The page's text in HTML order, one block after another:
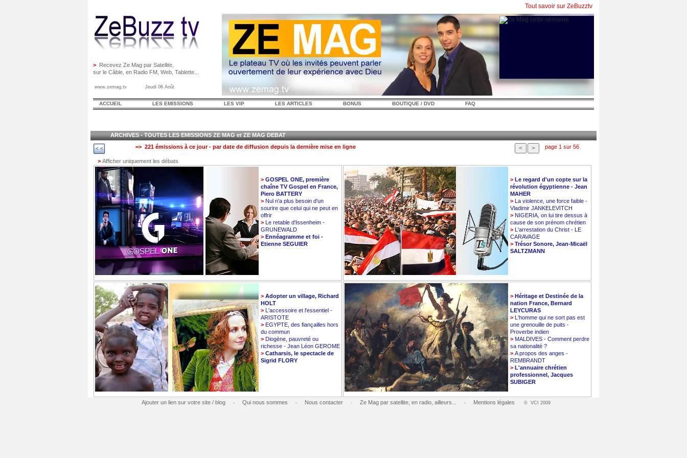
> Recevez Ze Mag par Satellite,
sur le Câble, en Radio FM, Web, Tablette...
www.zemag.tv Jeudi 06 Août
Tout savoir sur ZeBuzztv
ACCUEIL LES EMISSIONS LES VIP LES ARTICLES BONUS BOUTIQUE / DVD FAQ
ARCHIVES - TOUTES LES EMISSIONS ZE MAG et ZE MAG DEBAT
=> 221 émissions à ce jour - par date de diffusion depuis la dernière mise en ligne
page 1 sur 56
> Afficher uniquement les débats
> GOSPEL ONE, première
chaîne TV Gospel en France,
Piero BATTERY
> Nul n'a plus besoin d'un
sourire que celui qui ne peut en
offrir
> Le retable d'Issenheim -
GRUNEWALD
> Ennéagramme et foi -
Etienne SEGUIER
> Le regard d'un copte sur la
révolution égyptienne - Jean
MAHER
> La violence, une force faible -
Vladimir JANKELEVITCH
> NIGERIA, on lui tire dessus à
cause de son prénom chrétien
> L'arrestation du Christ - LE
CARAVAGE
> Trésor Sonore, Jean-Micaël
SALTZMANN
> Adopter un village, Richard
HOLT
> L'accessoire et l'essentiel -
ARISTOTE
> EGYPTE, des fiançailles hors
du commun
> Diogène, pauvreté ou
richesse - Jean Léon GEROME
> Catharsis, le spectacle de
Sigrid FLORY
> Héritage et Destinée de la
nation France, Bernard
LEYCURAS
> L'homme qui ne sort pas est
une grenouille de puits -
Proverbe indien
> MALDIVES - Comment perdre
sa nationalité ?
> A propos des anges -
REMBRANDT
> L'annuaire chrétien
professionnel, Jacques
SUBIGER
Ajouter un lien sur votre site / blog - Qui nous sommes - Nous contacter - Ze Mag par satellite, en radio, ailleurs... - Mentions légales © VCI 2009